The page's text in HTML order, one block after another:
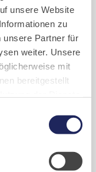
unsere Website
zu
unsere Partner für
weiter. Unsere
mit
bereitgestellt
das online
und unserem
Wir